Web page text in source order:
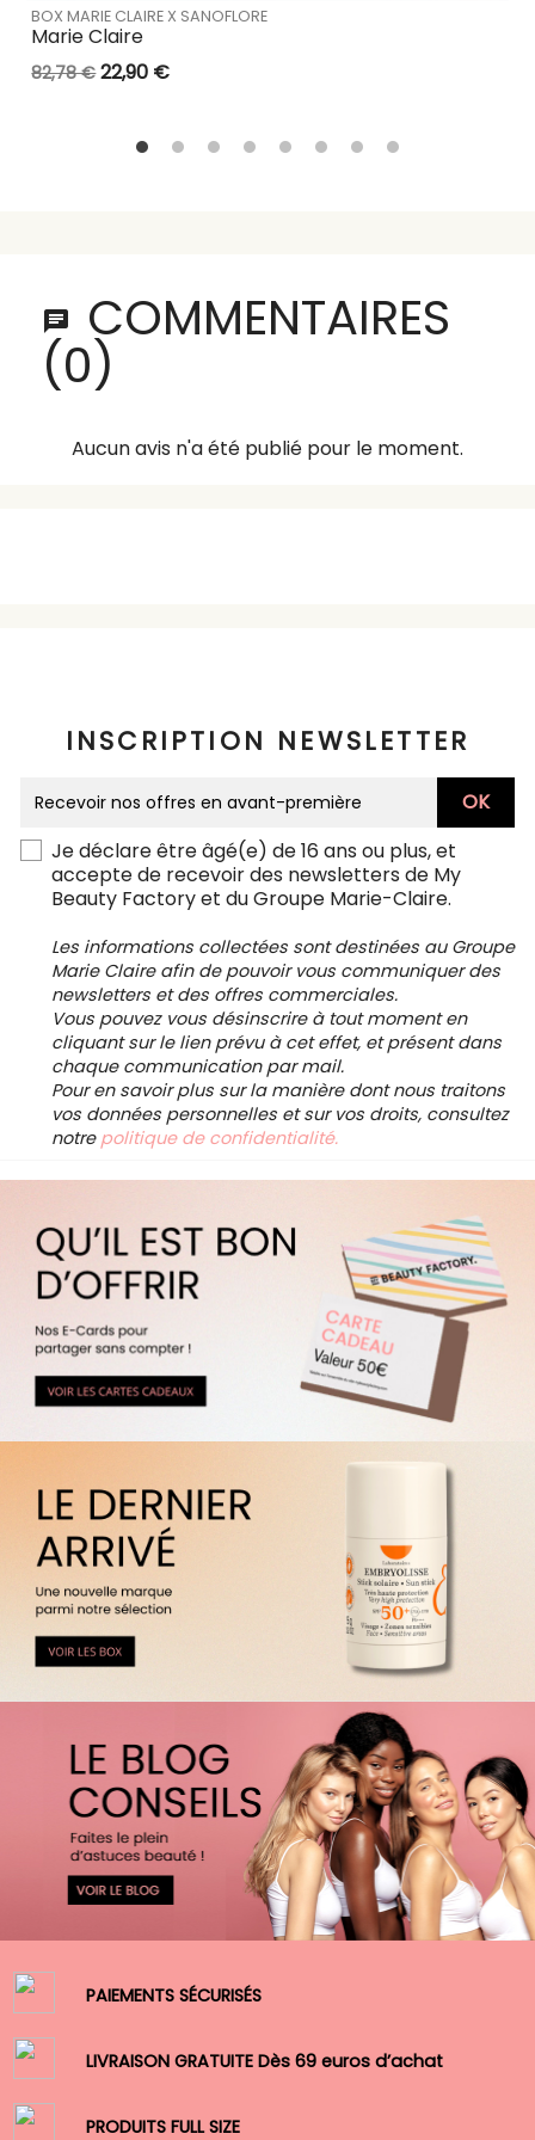
BOX MARIE CLAIRE X SANOFLORE
Marie Claire
82,78 € 22,90 €
COMMENTAIRES
(0)
Aucun avis n'a été publié pour le moment.
INSCRIPTION NEWSLETTER
Je déclare être âgé(e) de 16 ans ou plus, et
accepte de recevoir des newsletters de My
Beauty Factory et du Groupe Marie-Claire.
Les informations collectées sont destinées au Groupe
Marie Claire afin de pouvoir vous communiquer des
newsletters et des offres commerciales.
Vous pouvez vous désinscrire à tout moment en
cliquant sur le lien prévu à cet effet, et présent dans
chaque communication par mail.
Pour en savoir plus sur la manière dont nous traitons
vos données personnelles et sur vos droits, consultez
notre politique de confidentialité.
PAIEMENTS SÉCURISÉS
LIVRAISON GRATUITE Dès 69 euros d’achat
PRODUITS FULL SIZE